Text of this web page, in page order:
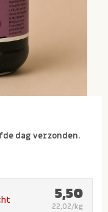
dag verzonden.
5,50
22,02/kg